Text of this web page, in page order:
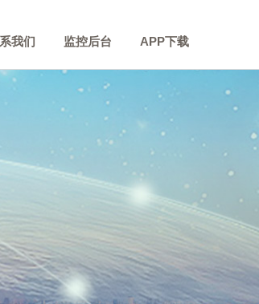
我们 监控后台 APP下载